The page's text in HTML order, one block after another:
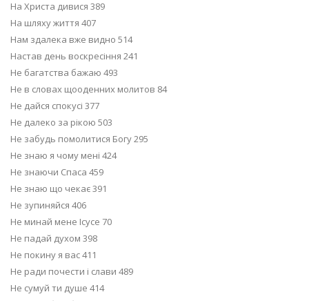
На Христа дивися 389
На шляху життя 407
Нам здалека вже видно 514
Настав день воскресіння 241
Не багатства бажаю 493
Не в словах щооденних молитов 84
Не дайся спокусі 377
Не далеко за рікою 503
Не забудь помолитися Богу 295
Не знаю я чому мені 424
Не знаючи Спаса 459
Не знаю що чекає 391
Не зупиняйся 406
Не минай мене Ісусе 70
Не падай духом 398
Не покину я вас 411
Не ради почести і слави 489
Не сумуй ти душе 414